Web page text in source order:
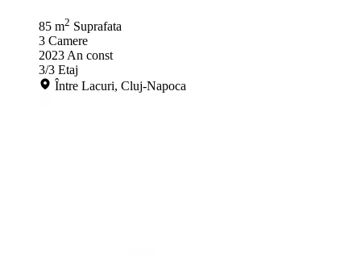
85 m2 Suprafata
3 Camere
2023 An const
3/3 Etaj
Între Lacuri, Cluj-Napoca